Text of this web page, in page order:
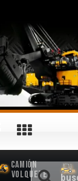
Camión
Volquete